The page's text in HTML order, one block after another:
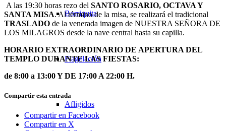
Borriquita
Flagelación
Afligidos
A las 19:30 horas rezo del SANTO ROSARIO, OCTAVA Y
SANTA MISA. Al término de la misa, se realizará el tradicional
TRASLADO de la venerada imagen de NUESTRA SEÑORA DE
LOS MILAGROS desde la nave central hasta su capilla.
HORARIO EXTRAORDINARIO DE APERTURA DEL
TEMPLO DURANTE LAS FIESTAS:
de 8:00 a 13:00 Y DE 17:00 A 22:00 H.
Compartir esta entrada
Compartir en Facebook
Compartir en X